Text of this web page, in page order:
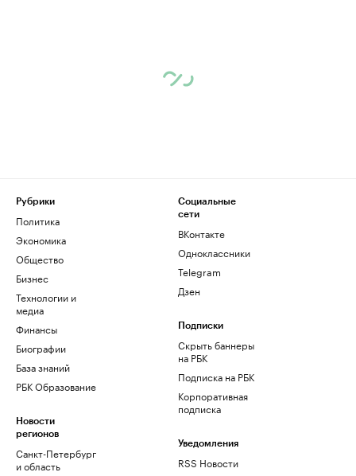
Рубрики
Политика
Экономика
Общество
Бизнес
Технологии и
медиа
Финансы
Биографии
База знаний
РБК Образование
Новости
регионов
Санкт-Петербург
и область
Социальные
сети
ВКонтакте
Одноклассники
Telegram
Дзен
Подписки
Скрыть баннеры
на РБК
Подписка на РБК
Корпоративная
подписка
Уведомления
RSS Новости